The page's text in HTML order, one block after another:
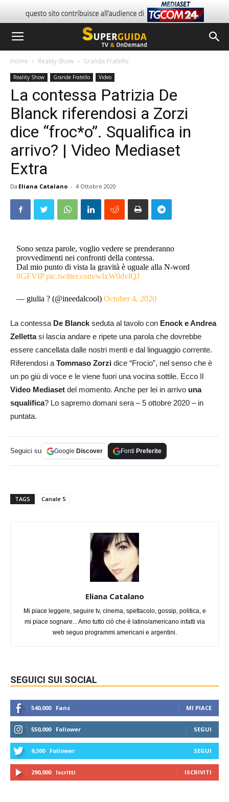
Home Reality Show Grande Fratello
Reality Show Grande Fratello Video
La contessa Patrizia De
Blanck riferendosi a Zorzi
dice “froc*o”. Squalifica in
arrivo? | Video Mediaset
Extra
Da Eliana Catalano - 4 Ottobre 2020
Sono senza parole, voglio vedere se prenderanno
provvedimenti nei confronti della contessa.
Dal mio punto di vista la gravità è uguale alla N-word
#GFVIP pic.twitter.com/wIxW0dvlQJ
— giulia ? (@ineedalcool)October 4, 2020
La contessa De Blanck seduta al tavolo con Enock e Andrea
Zellettasi lascia andare e ripete una parola che dovrebbe
essere cancellata dalle nostri menti e dal linguaggio corrente.
Riferendosi a Tommaso Zorzi dice “Frocio”, nel senso che è
un po giù di voce e le viene fuori una vocina sottile. Ecco Il
Video Mediaset del momento. Anche per lei in arrivo una
squalifica? Lo sapremo domani sera – 5 ottobre 2020 – in
puntata.
Seguici su Google Discover Fonti Preferite
TAGS Canale 5
Eliana Catalano
Mi piace leggere, seguire tv, cinema, spettacolo, gossip, politica, e
mi piace sognare... Amo tutto ciò che è latino/americano infatti via
web seguo programmi americani e argentini.
SEGUICI SUI SOCIAL
540,000 Fans MI PIACE
550,000 Follower SEGUI
9,300 Follower SEGUI
290,000 Iscritti ISCRIVITI